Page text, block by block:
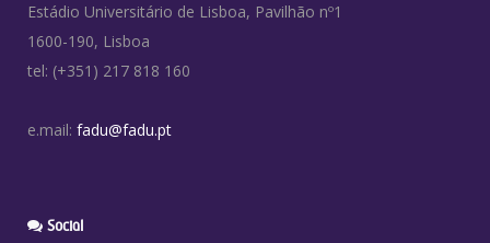
Estádio Universitário de Lisboa, Pavilhão nº1
1600-190, Lisboa
tel: (+351) 217 818 160
e.mail: fadu@fadu.pt
Social